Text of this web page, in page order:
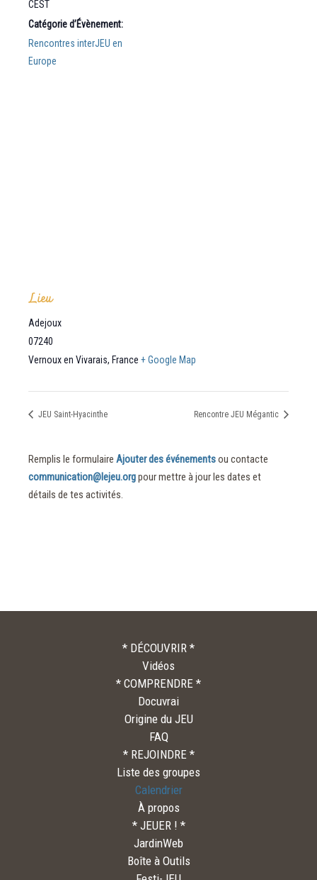
CEST
Catégorie d’Évènement:
Rencontres interJEU en
Europe
Lieu
Adejoux
07240
Vernoux en Vivarais, France + Google Map
JEU Saint-Hyacinthe Rencontre JEU Mégantic
Remplis le formulaire Ajouter des événementsou contacte
communication@lejeu.orgpour mettre à jour les dates et
détails de tes activités.
* DÉCOUVRIR *
Vidéos
* COMPRENDRE *
Docuvrai
Origine du JEU
FAQ
* REJOINDRE *
Liste des groupes
Calendrier
À propos
* JEUER ! *
JardinWeb
Boîte à Outils